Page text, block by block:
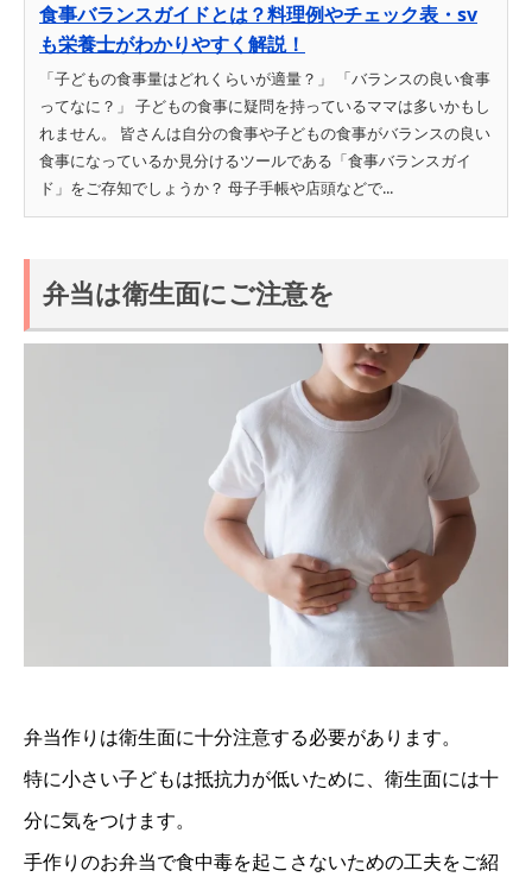
食事バランスガイドとは？料理例やチェック表・sv
も栄養士がわかりやすく解説！
「子どもの食事量はどれくらいが適量？」 「バランスの良い食事
ってなに？」 子どもの食事に疑問を持っているママは多いかもし
れません。 皆さんは自分の食事や子どもの食事がバランスの良い
食事になっているか見分けるツールである「食事バランスガイ
ド」をご存知でしょうか？ 母子手帳や店頭などで...
弁当は衛生面にご注意を
弁当作りは衛生面に十分注意する必要があります。
特に小さい子どもは抵抗力が低いために、衛生面には十
分に気をつけます。
手作りのお弁当で食中毒を起こさないための工夫をご紹